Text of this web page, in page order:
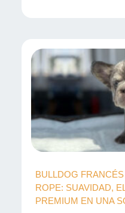
BULLDOG
ROPE: SUAVIDAD,
PREMIUM EN UNA